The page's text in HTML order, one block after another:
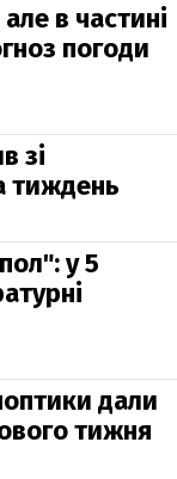
в частині
погоди
зі
тиждень
у 5
дали
тижня